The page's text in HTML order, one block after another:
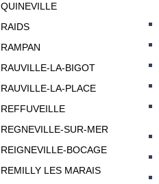
QUINEVILLE
RAIDS
RAMPAN
RAUVILLE-LA-BIGOT
RAUVILLE-LA-PLACE
REFFUVEILLE
REGNEVILLE-SUR-MER
REIGNEVILLE-BOCAGE
REMILLY LES MARAIS